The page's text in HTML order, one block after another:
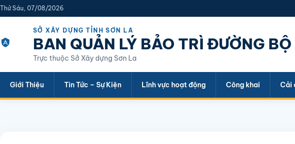
Thứ Sáu, 07/08/2026
SỞ XÂY DỰNG TỈNH SƠN LA
BAN QUẢN LÝ BẢO TRÌ ĐƯỜNG BỘ
Trực thuộc Sở Xây dựng Sơn La
Giới Thiệu Tin Tức – Sự Kiện Lĩnh vực hoạt động Công khai Cải